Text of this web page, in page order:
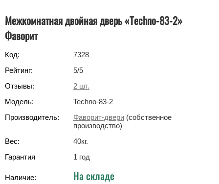
Межкомнатная двойная дверь «Techno-83-2»
Фаворит
Код:
7328
Рейтинг:
5/5
Отзывы:
2 шт.
Модель:
Techno-83-2
Производитель:
Фаворит-двери (собственное
производство)
Вес:
40кг.
Гарантия
1 год
Наличие: На складе